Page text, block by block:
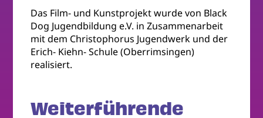
Das Film- und Kunstprojekt wurde von Black
Dog Jugendbildung e.V. in Zusammenarbeit
mit dem Christophorus Jugendwerk und der
Erich- Kiehn- Schule (Oberrimsingen)
realisiert.
Weiterführende